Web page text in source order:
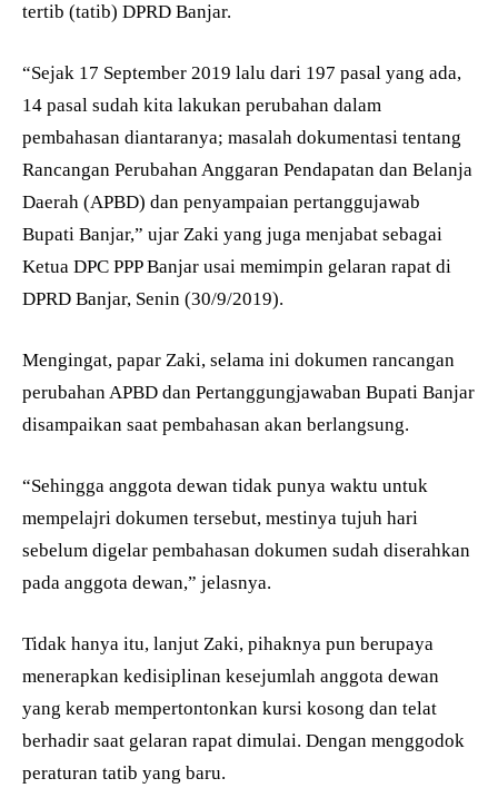
tertib (tatib) DPRD Banjar.
“Sejak 17 September 2019 lalu dari 197 pasal yang ada,
14 pasal sudah kita lakukan perubahan dalam
pembahasan diantaranya; masalah dokumentasi tentang
Rancangan Perubahan Anggaran Pendapatan dan Belanja
Daerah (APBD) dan penyampaian pertanggujawab
Bupati Banjar,” ujar Zaki yang juga menjabat sebagai
Ketua DPC PPP Banjar usai memimpin gelaran rapat di
DPRD Banjar, Senin (30/9/2019).
Mengingat, papar Zaki, selama ini dokumen rancangan
perubahan APBD dan Pertanggungjawaban Bupati Banjar
disampaikan saat pembahasan akan berlangsung.
“Sehingga anggota dewan tidak punya waktu untuk
mempelajri dokumen tersebut, mestinya tujuh hari
sebelum digelar pembahasan dokumen sudah diserahkan
pada anggota dewan,” jelasnya.
Tidak hanya itu, lanjut Zaki, pihaknya pun berupaya
menerapkan kedisiplinan kesejumlah anggota dewan
yang kerab mempertontonkan kursi kosong dan telat
berhadir saat gelaran rapat dimulai. Dengan menggodok
peraturan tatib yang baru.